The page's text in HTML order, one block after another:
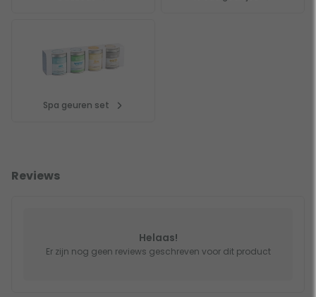
Spa geuren set
Reviews
Helaas!
Er zijn nog geen reviews geschreven voor dit product